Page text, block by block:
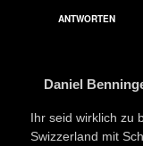
ANTWORTEN
Daniel
Ihr seid wirklich zu
Swizzerland mit